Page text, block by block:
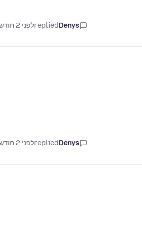
Denys
repliedלפני 2 חודשים
Denys
repliedלפני 2 חודשים